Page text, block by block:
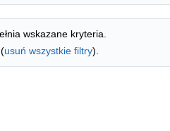
wskazane kryteria.
usuń wszystkie filtry).